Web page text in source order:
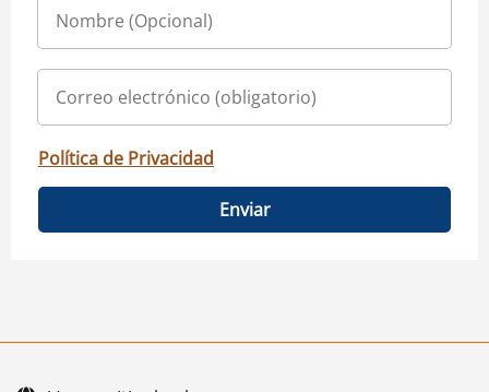
Política de Privacidad
Enviar